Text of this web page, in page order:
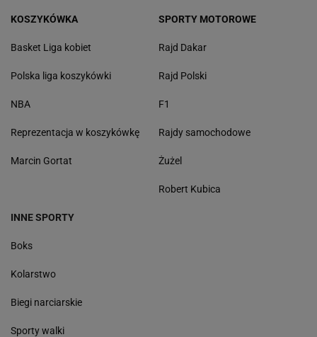
KOSZYKÓWKA
Basket Liga kobiet
Polska liga koszykówki
NBA
Reprezentacja w koszykówkę
Marcin Gortat
SPORTY MOTOROWE
Rajd Dakar
Rajd Polski
F1
Rajdy samochodowe
Żużel
Robert Kubica
INNE SPORTY
Boks
Kolarstwo
Biegi narciarskie
Sporty walki